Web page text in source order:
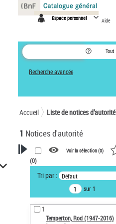
Espace personnel Aide
Tout
Recherche avancée
Accueil Liste de notices d’autorité
1 Notices d'autorité
VOTRE RECHERCHE
Recherche avancée dans les
notices d’autorité
Œuvres liées à l'auteur :
Temperton, Rod (1947-2016)
Voir la sélection (0)
(0)
Tri par : Défaut
sur 1
1
Temperton, Rod (1947-2016)
Panneau de gestion des cookies